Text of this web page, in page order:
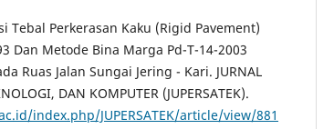
Tebal Perkerasan Kaku (Rigid Pavement)
Dan Metode Bina Marga Pd-T-14-2003
Ruas Jalan Sungai Jering - Kari. JURNAL
DAN KOMPUTER (JUPERSATEK).
index.php/JUPERSATEK/article/view/881